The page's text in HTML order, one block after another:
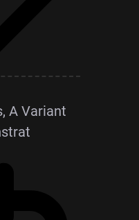
A Variant